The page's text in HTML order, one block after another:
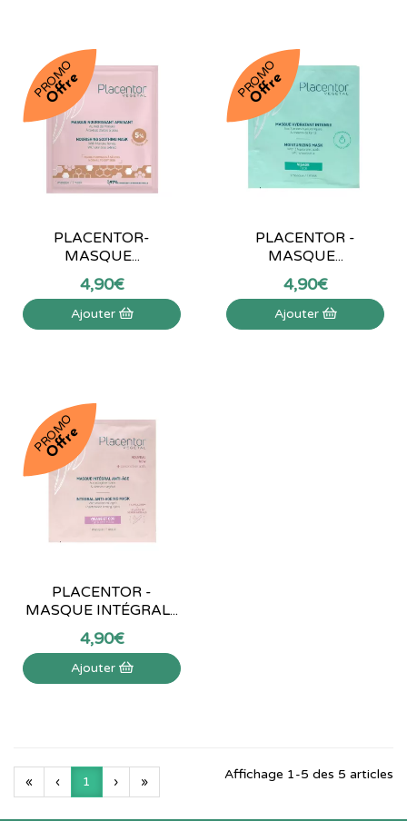
PROMO
Offre
PLACENTOR-
MASQUE...
4,90€
Ajouter
PROMO
Offre
PLACENTOR -
MASQUE...
4,90€
Ajouter
PROMO
Offre
PLACENTOR -
MASQUE INTÉGRAL...
4,90€
Ajouter
« ‹ 1 › » Affichage 1-5 des 5 articles